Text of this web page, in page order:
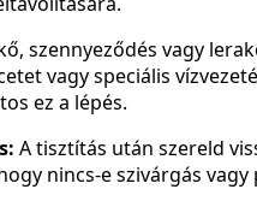
szennyeződés vagy
vagy speciális
ez a lépés.
A tisztítás után szereld
nincs-e szivárgás